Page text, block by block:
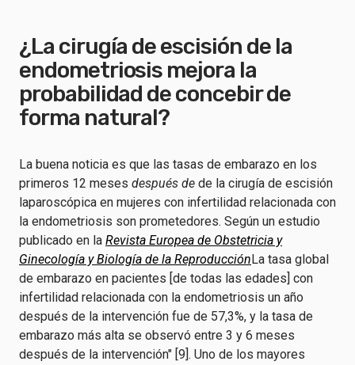
¿La cirugía de escisión de la
endometriosis mejora la
probabilidad de concebir de
forma natural?
La buena noticia es que las tasas de embarazo en los
primeros 12 meses después de de la cirugía de escisión
laparoscópica en mujeres con infertilidad relacionada con
la endometriosis son prometedores. Según un estudio
publicado en la Revista Europea de Obstetricia y
Ginecología y Biología de la ReproducciónLa tasa global
de embarazo en pacientes [de todas las edades] con
infertilidad relacionada con la endometriosis un año
después de la intervención fue de 57,3%, y la tasa de
embarazo más alta se observó entre 3 y 6 meses
después de la intervención" [9]. Uno de los mayores